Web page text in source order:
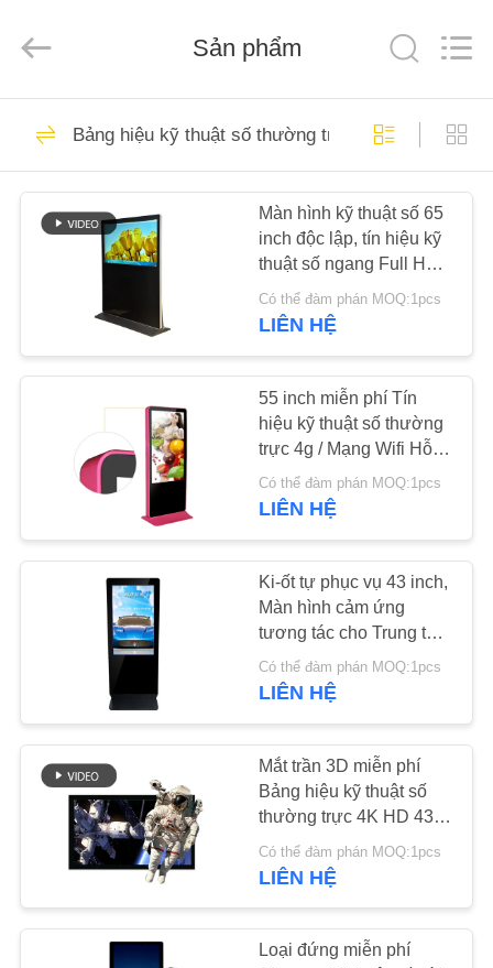
TRANG
CHỦ
CÁC
VỀ
CHÚNG
QUAN
SOÁT
CHẤT
LƯỢNG
LIÊN
HỆ
CHÚNG
Topview
Display
All
Reserved.
Tất cả trong một
Signage kỹ thuật số
Bảng hiệu kỹ thuật
số trong nhà
65
Bảng hiệu kỹ thuật
số ngoài trời
74
Bảng hiệu kỹ thuật
số thường trực
31
Sản phẩm
Bảng hiệu kỹ thuật số thường trực
Màn hình kỹ thuật số 65
inch độc lập, tín hiệu kỹ
thuật số ngang Full HD
1080p
Có thể đàm phán MOQ:1pcs
LIÊN HỆ
55 inch miễn phí Tín
hiệu kỹ thuật số thường
trực 4g / Mạng Wifi Hỗ
trợ Màu tùy chọn
Có thể đàm phán MOQ:1pcs
LIÊN HỆ
Ki-ốt tự phục vụ 43 inch,
Màn hình cảm ứng
tương tác cho Trung tâm
mua sắm
Có thể đàm phán MOQ:1pcs
LIÊN HỆ
Mắt trần 3D miễn phí
Bảng hiệu kỹ thuật số
thường trực 4K HD 43
"Loại treo tường
Có thể đàm phán MOQ:1pcs
LIÊN HỆ
Loại đứng miễn phí